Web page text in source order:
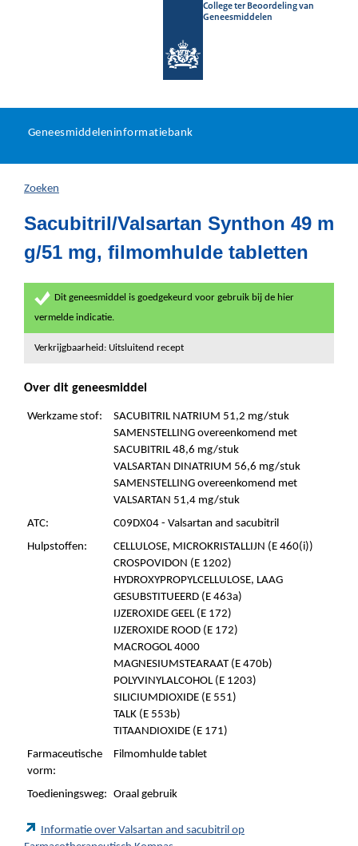
College ter Beoordeling van
Geneesmiddelen
U
hier:
Geneesmiddeleninformatiebank
Zoeken
Sacubitril/Valsartan Synthon 49 m
g/51 mg, filmomhulde tabletten
Dit geneesmiddel is goedgekeurd voor gebruik bij de hier
vermelde indicatie.
Verkrijgbaarheid: Uitsluitend recept
Over dit geneesmiddel
Werkzame stof:
SACUBITRIL NATRIUM 51,2 mg/stuk
SAMENSTELLING overeenkomend met
SACUBITRIL 48,6 mg/stuk
VALSARTAN DINATRIUM 56,6 mg/stuk
SAMENSTELLING overeenkomend met
VALSARTAN 51,4 mg/stuk
ATC:
C09DX04 - Valsartan and sacubitril
Hulpstoffen:
CELLULOSE, MICROKRISTALLIJN (E 460(i))
CROSPOVIDON (E 1202)
HYDROXYPROPYLCELLULOSE, LAAG
GESUBSTITUEERD (E 463a)
IJZEROXIDE GEEL (E 172)
IJZEROXIDE ROOD (E 172)
MACROGOL 4000
MAGNESIUMSTEARAAT (E 470b)
POLYVINYLALCOHOL (E 1203)
SILICIUMDIOXIDE (E 551)
TALK (E 553b)
TITAANDIOXIDE (E 171)
Farmaceutische
vorm:
Filmomhulde tablet
Toedieningsweg: Oraal gebruik
Informatie over Valsartan and sacubitril op